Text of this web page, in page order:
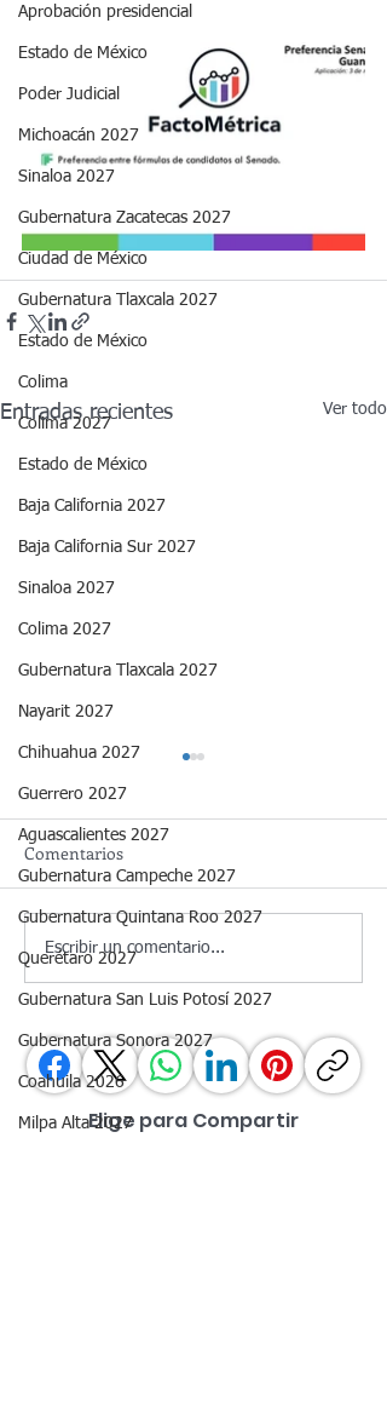
Aprobación presidencial
Estado de México
Poder Judicial
Michoacán 2027
Sinaloa 2027
Gubernatura Zacatecas 2027
Ciudad de México
Gubernatura Tlaxcala 2027
Estado de México
Colima
Colima 2027
Estado de México
Baja California 2027
Baja California Sur 2027
Sinaloa 2027
Colima 2027
Gubernatura Tlaxcala 2027
Nayarit 2027
Chihuahua 2027
Guerrero 2027
Aguascalientes 2027
Gubernatura Campeche 2027
Gubernatura Quintana Roo 2027
Querétaro 2027
Gubernatura San Luis Potosí 2027
Gubernatura Sonora 2027
Coahuila 2026
Milpa Alta 2027
Entradas recientes Ver todo
📊 Aprobación de
Gobernadores | Julio 2026
Comentarios
Escribir un comentario...
Elige para Compartir